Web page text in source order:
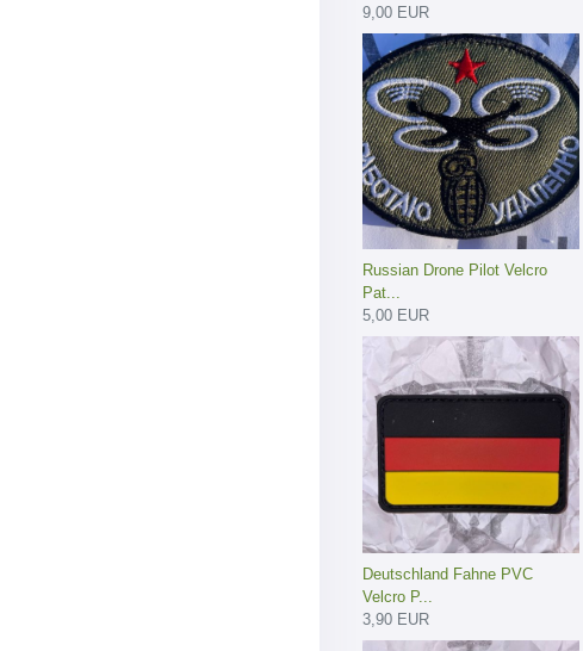
9,00 EUR
Russian Drone Pilot Velcro
Pat...
5,00 EUR
Deutschland Fahne PVC
Velcro P...
3,90 EUR